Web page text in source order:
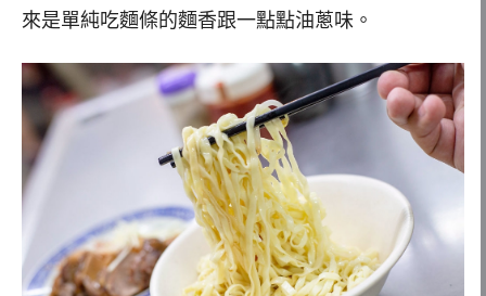
來是單純吃麵條的麵香跟一點點油蔥味。